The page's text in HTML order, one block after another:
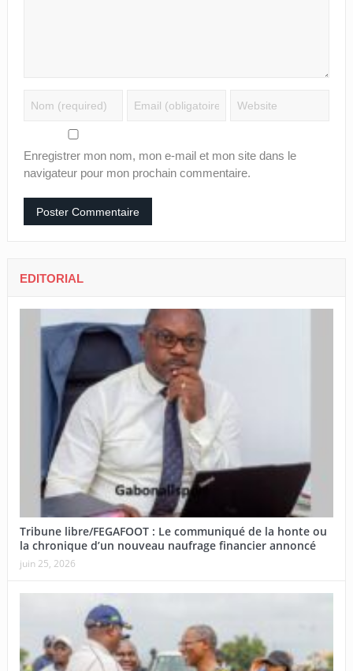
Enregistrer mon nom, mon e-mail et mon site dans le
navigateur pour mon prochain commentaire.
EDITORIAL
Tribune libre/FEGAFOOT : Le communiqué de la honte ou
la chronique d’un nouveau naufrage financier annoncé
juin 25, 2026